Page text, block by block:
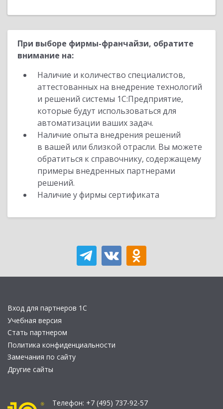
При выборе фирмы-франчайзи, обратите
внимание на:
Наличие и количество специалистов,
аттестованных на внедрение технологий
и решений системы 1С:Предприятие,
которые будут использоваться для
автоматизации ваших задач.
Наличие опыта внедрения решений
в вашей или близкой отрасли. Вы можете
обратиться к справочнику, содержащему
примеры внедренных партнерами
решений.
Наличие у фирмы сертификата
Вход для партнеров 1С
Учебная версия
Стать партнером
Политика конфиденциальности
Замечания по сайту
Другие сайты
Телефон: +7 (495) 737-92-57